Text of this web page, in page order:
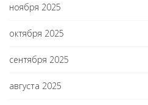
ноября 2025
октября 2025
сентября 2025
августа 2025